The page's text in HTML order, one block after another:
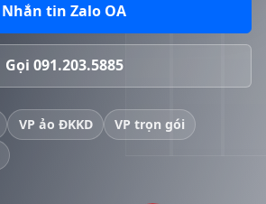
Nhắn tin Zalo OA
Gọi 091.203.5885
VP ảo ĐKKD
VP trọn gói